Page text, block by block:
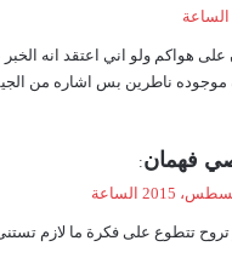
على هواكم ولو اني اعتقد انه
موجوده ناطرين بس اشاره من
فهمان:
تروح تتطوع على فكرة ما لازم